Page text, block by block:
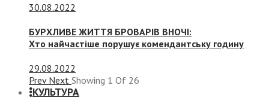
30.08.2022
БУРХЛИВЕ ЖИТТЯ БРОВАРІВ ВНОЧІ:
Хто найчастіше порушує комендантську годину
29.08.2022
Prev Next Showing 1 Of 26
КУЛЬТУРА